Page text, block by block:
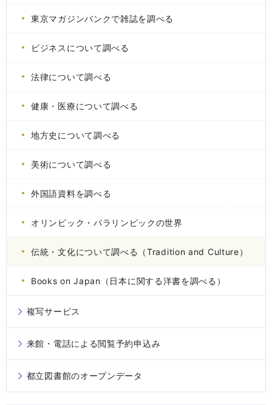
東京マガジンバンクで雑誌を調べる
ビジネスについて調べる
法律について調べる
健康・医療について調べる
地方史について調べる
美術について調べる
外国語資料を調べる
オリンピック・パラリンピックの世界
伝統・文化について調べる（Tradition and Culture）
Books on Japan（日本に関する洋書を調べる）
複写サービス
来館・電話による閲覧予約申込み
都立図書館のオープンデータ